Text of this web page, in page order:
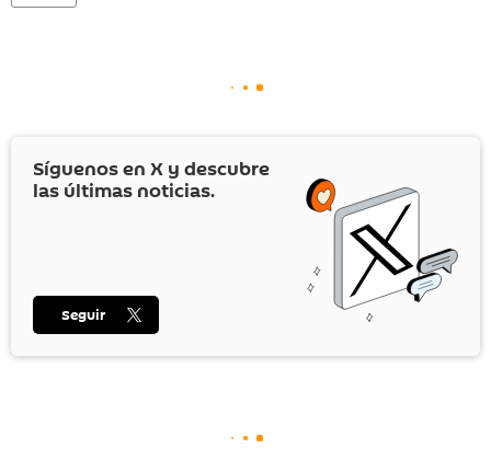
Síguenos en X y descubre
las últimas noticias.
Seguir